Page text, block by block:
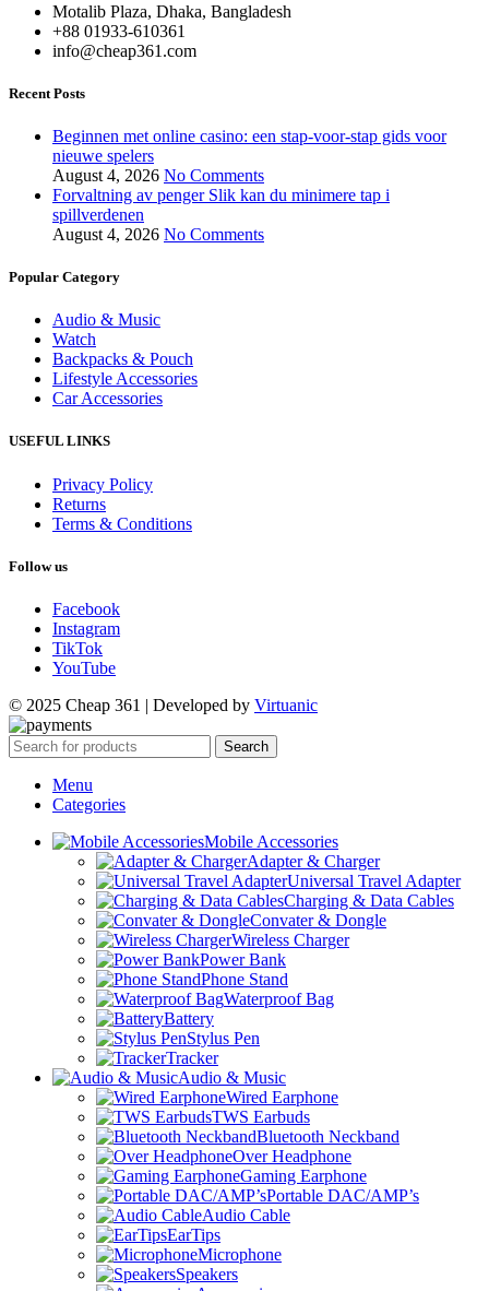
Motalib Plaza, Dhaka, Bangladesh
+88 01933-610361
info@cheap361.com
Recent Posts
Beginnen met online casino: een stap-voor-stap gids voor
nieuwe spelers
August 4, 2026 No Comments
Forvaltning av penger Slik kan du minimere tap i
spillverdenen
August 4, 2026 No Comments
Popular Category
Audio & Music
Watch
Backpacks & Pouch
Lifestyle Accessories
Car Accessories
USEFUL LINKS
Privacy Policy
Returns
Terms & Conditions
Follow us
Facebook
Instagram
TikTok
YouTube
© 2025 Cheap 361 | Developed by Virtuanic
Search
Menu
Categories
Mobile Accessories
Adapter & Charger
Universal Travel Adapter
Charging & Data Cables
Convater & Dongle
Wireless Charger
Power Bank
Phone Stand
Waterproof Bag
Battery
Stylus Pen
Tracker
Audio & Music
Wired Earphone
TWS Earbuds
Bluetooth Neckband
Over Headphone
Gaming Earphone
Portable DAC/AMP’s
Audio Cable
EarTips
Microphone
Speakers